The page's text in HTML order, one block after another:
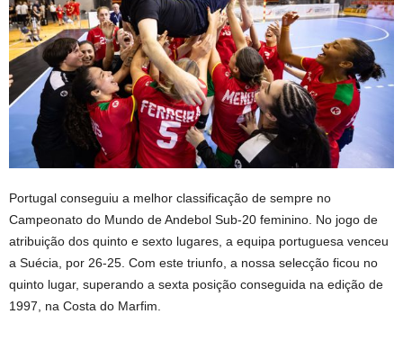
Portugal conseguiu a melhor classificação de sempre no
Campeonato do Mundo de Andebol Sub-20 feminino. No jogo de
atribuição dos quinto e sexto lugares, a equipa portuguesa venceu
a Suécia, por 26-25. Com este triunfo, a nossa selecção ficou no
quinto lugar, superando a sexta posição conseguida na edição de
1997, na Costa do Marfim.